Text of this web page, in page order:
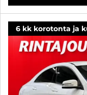
6 kk korotonta ja